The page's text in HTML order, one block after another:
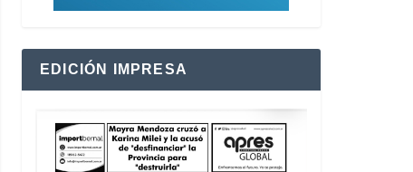
EDICIÓN IMPRESA